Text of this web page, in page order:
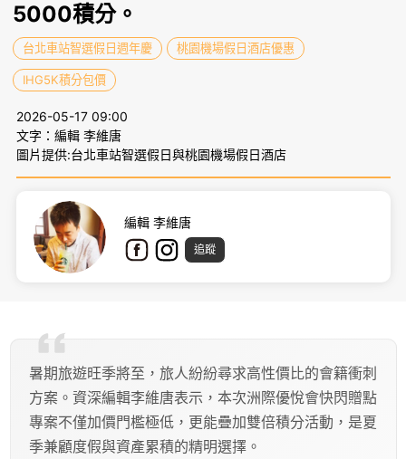
5000積分。
台北車站智選假日週年慶 桃園機場假日酒店優惠
IHG5K積分包價
2026-05-17 09:00
文字：編輯 李維唐
圖片提供:台北車站智選假日與桃園機場假日酒店
編輯 李維唐
追蹤
暑期旅遊旺季將至，旅人紛紛尋求高性價比的會籍衝刺
方案。資深編輯李維唐表示，本次洲際優悅會快閃贈點
專案不僅加價門檻極低，更能疊加雙倍積分活動，是夏
季兼顧度假與資產累積的精明選擇。